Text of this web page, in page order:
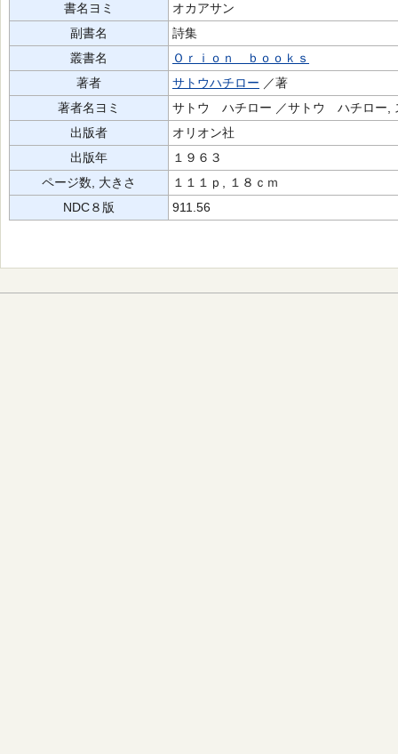
書名ヨミ
オカアサン
副書名
詩集
叢書名
Ｏｒｉｏｎ ｂｏｏｋｓ
著者
サトウハチロー ／著
著者名ヨミ
サトウ ハチロー ／サトウ ハチロー,
出版者
オリオン社
出版年
１９６３
ページ数, 大きさ
１１１ｐ, １８ｃｍ
NDC８版
911.56